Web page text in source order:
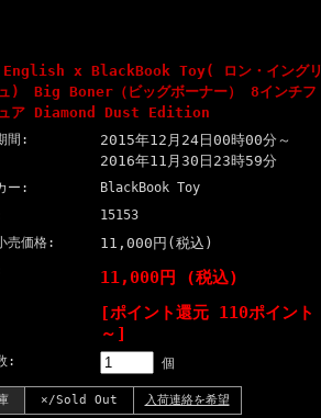
English x BlackBook Toy( ロン・イングリ
) Big Boner（ビッグボーナー） 8インチフ
ュア Diamond Dust Edition
間:
2015年12月24日00時00分～
2016年11月30日23時59分
ー:
BlackBook Toy
15153
売価格:
11,000円(税込)
11,000円 (税込)
[ポイント還元 110ポイント
～]
: 個
×/Sold Out 入荷連絡を希望